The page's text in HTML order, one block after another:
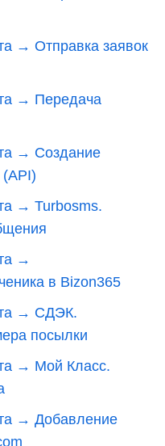
→ Отправка заявок
→ Передача
→ Создание
→ Turbosms.
→
в Bizon365
→ СДЭК.
посылки
→ Мой Класс.
→ Добавление